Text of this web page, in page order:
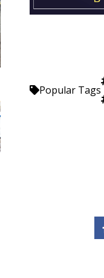
Popular Tags